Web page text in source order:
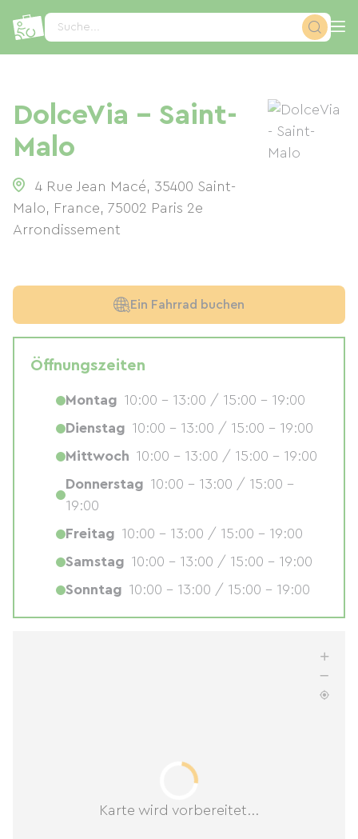
Suche...
DolceVia - Saint-
Malo
4 Rue Jean Macé, 35400 Saint-
Malo, France, 75002 Paris 2e
Arrondissement
Karte wird vorbereitet...
Ein Fahrrad buchen
Öffnungszeiten
Montag 10:00 - 13:00 / 15:00 - 19:00
Dienstag 10:00 - 13:00 / 15:00 - 19:00
Mittwoch 10:00 - 13:00 / 15:00 - 19:00
Donnerstag 10:00 - 13:00 / 15:00 -
19:00
Freitag 10:00 - 13:00 / 15:00 - 19:00
Samstag 10:00 - 13:00 / 15:00 - 19:00
Sonntag 10:00 - 13:00 / 15:00 - 19:00
Cookie-Einstellungen